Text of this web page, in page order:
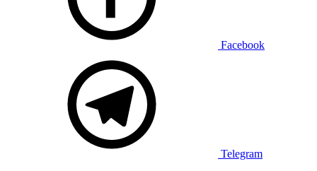
Facebook
Telegram